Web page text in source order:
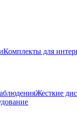
Комплекты для
Жесткие